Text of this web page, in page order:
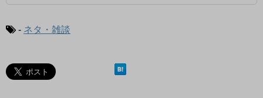
- ネタ・雑談